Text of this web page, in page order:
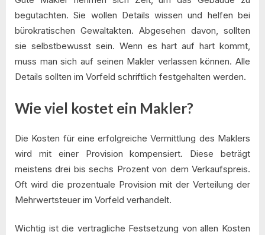
begutachten. Sie wollen Details wissen und helfen bei
bürokratischen Gewaltakten. Abgesehen davon, sollten
sie selbstbewusst sein. Wenn es hart auf hart kommt,
muss man sich auf seinen Makler verlassen können. Alle
Details sollten im Vorfeld schriftlich festgehalten werden.
Wie viel kostet ein Makler?
Die Kosten für eine erfolgreiche Vermittlung des Maklers
wird mit einer Provision kompensiert. Diese beträgt
meistens drei bis sechs Prozent von dem Verkaufspreis.
Oft wird die prozentuale Provision mit der Verteilung der
Mehrwertsteuer im Vorfeld verhandelt.
Wichtig ist die vertragliche Festsetzung von allen Kosten